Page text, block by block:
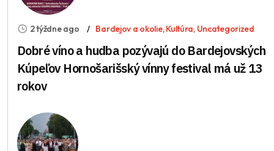
2 týždne ago Bardejov a okolie,Kultúra, Uncategorized
Dobré víno a hudba pozývajú do Bardejovských
Kúpeľov Hornošarišský vínny festival má už 13
rokov